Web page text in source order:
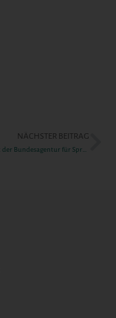
NÄCHSTER BEITRAG
Live-Podcast der Bundesagentur für Sprunginnovationen SPRIND